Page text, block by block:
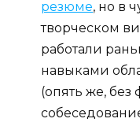
резюме, но в
творческом
работали
навыками
(опять же, без